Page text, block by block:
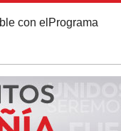
con el Programa